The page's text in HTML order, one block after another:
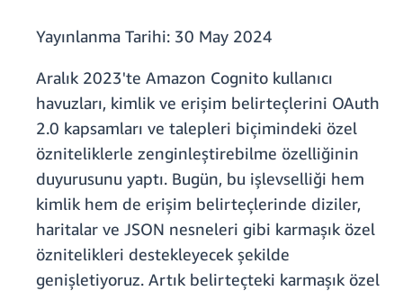
Yayınlanma Tarihi: 30 May 2024
Aralık 2023'te Amazon Cognito kullanıcı
havuzları, kimlik ve erişim belirteçlerini OAuth
2.0 kapsamları ve talepleri biçimindeki özel
özniteliklerle zenginleştirebilme özelliğinin
duyurusunu yaptı. Bugün, bu işlevselliği hem
kimlik hem de erişim belirteçlerinde diziler,
haritalar ve JSON nesneleri gibi karmaşık özel
öznitelikleri destekleyecek şekilde
genişletiyoruz. Artık belirteçteki karmaşık özel